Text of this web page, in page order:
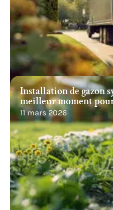
Installation de gazon
meilleur moment
11 mars 2026